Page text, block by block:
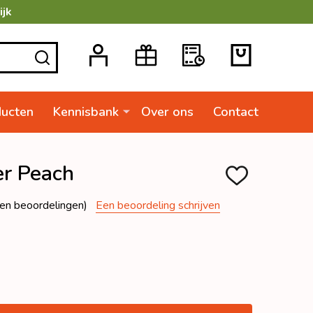
ZOEKEN
Kennisbank Over ons Contact
Peach TOEVOEGEN
beoordelingen) Een beoordeling schrijven